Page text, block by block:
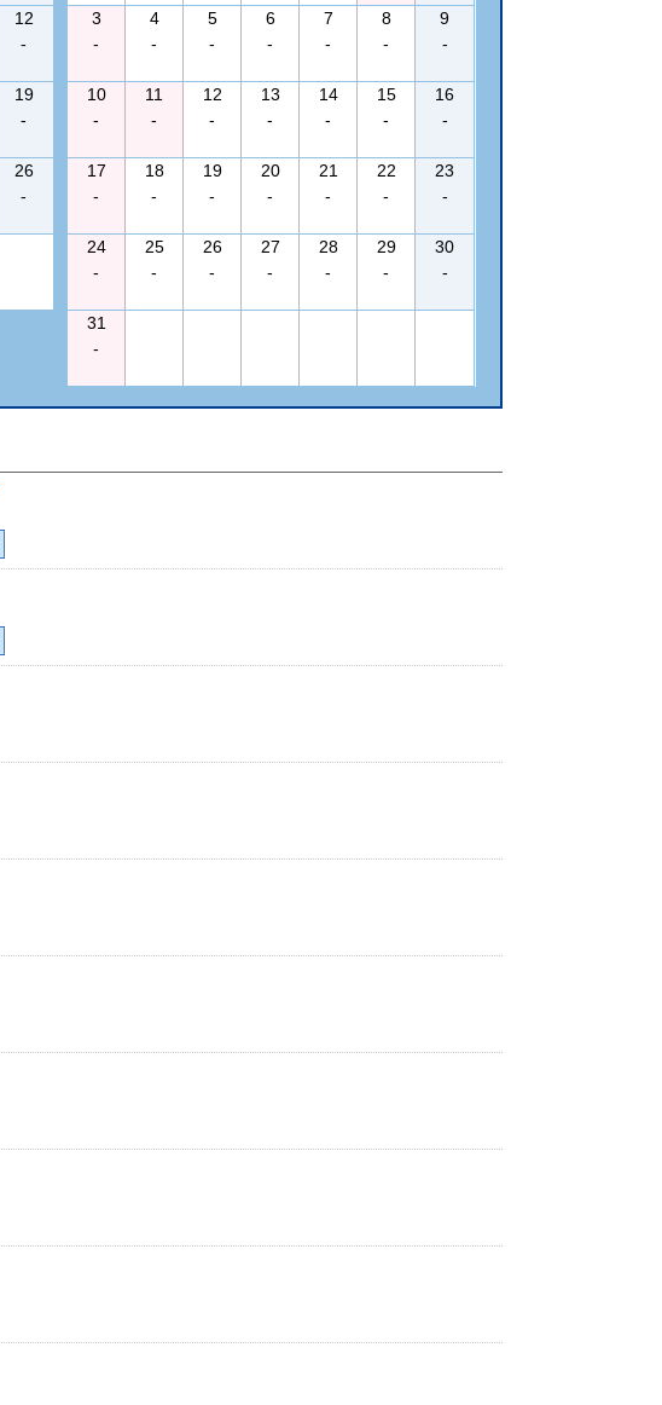
12
-
19
-
26
-
3
-
4
-
5
-
6
-
7
-
8
-
9
-
10
-
11
-
12
-
13
-
14
-
15
-
16
-
17
-
18
-
19
-
20
-
21
-
22
-
23
-
24
-
25
-
26
-
27
-
28
-
29
-
30
-
31
-